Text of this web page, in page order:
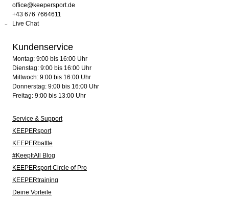
office@keepersport.de
+43 676 7664611
Live Chat
Kundenservice
Montag: 9:00 bis 16:00 Uhr
Dienstag: 9:00 bis 16:00 Uhr
Mittwoch: 9:00 bis 16:00 Uhr
Donnerstag: 9:00 bis 16:00 Uhr
Freitag: 9:00 bis 13:00 Uhr
Service & Support
KEEPERsport
KEEPERbattle
#KeepItAll Blog
KEEPERsport Circle of Pro
KEEPERtraining
Deine Vorteile